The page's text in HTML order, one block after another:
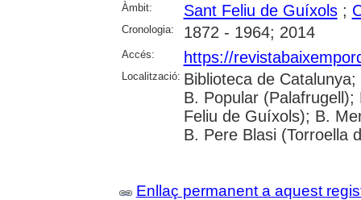
Àmbit: Sant Feliu de Guíxols;
Cronologia: 1872 - 1964; 2014
Accés: https://
Localització: Biblioteca de
B. Popular
Feliu de Guíxols); B.
B. Pere Blasi (Torroella
Enllaç permanent a aquest